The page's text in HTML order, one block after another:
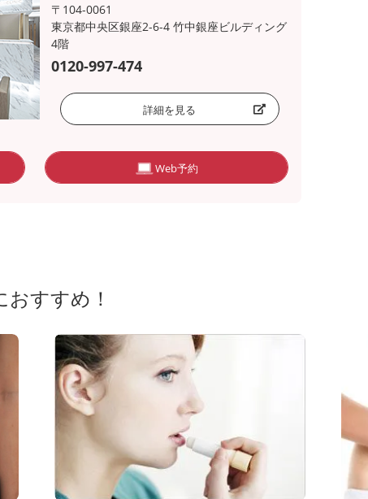
〒104-0061
東京都中央区銀座2-6-4 竹中銀座ビルディング
4階
0120-997-474
詳細を見る
Web予約
すすめ！